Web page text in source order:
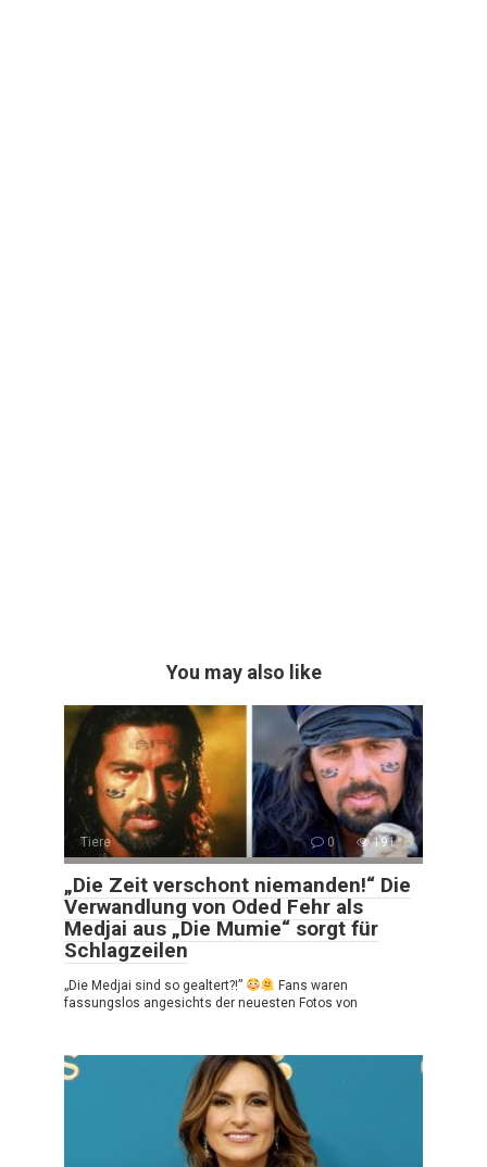
You may also like
Tiere 0 191
„Die Zeit verschont niemanden!“ Die
Verwandlung von Oded Fehr als
Medjai aus „Die Mumie“ sorgt für
Schlagzeilen
„Die Medjai sind so gealtert?!”
Fans waren
fassungslos angesichts der neuesten Fotos von